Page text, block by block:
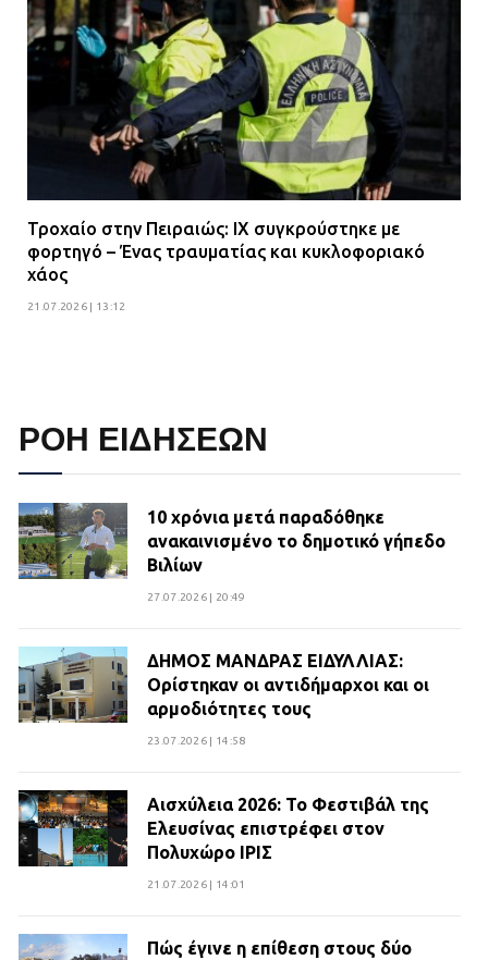
Τροχαίο στην Πειραιώς: ΙΧ συγκρούστηκε με
φορτηγό – Ένας τραυματίας και κυκλοφοριακό
χάος
21.07.2026 | 13:12
ΡΟΗ ΕΙΔΗΣΕΩΝ
10 χρόνια μετά παραδόθηκε
ανακαινισμένο το δημοτικό γήπεδο
Βιλίων
27.07.2026 | 20:49
ΔΗΜΟΣ ΜΑΝΔΡΑΣ ΕΙΔΥΛΛΙΑΣ:
Ορίστηκαν οι αντιδήμαρχοι και οι
αρμοδιότητες τους
23.07.2026 | 14:58
Αισχύλεια 2026: Το Φεστιβάλ της
Ελευσίνας επιστρέφει στον
Πολυχώρο ΙΡΙΣ
21.07.2026 | 14:01
Πώς έγινε η επίθεση στους δύο